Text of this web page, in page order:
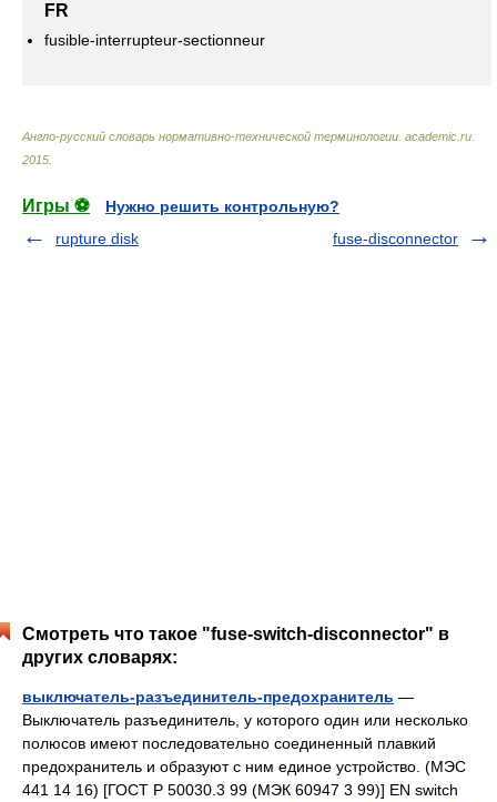
FR
fusible-interrupteur-sectionneur
Англо-русский словарь нормативно-технической терминологии academic.ru
2015
Игры ⚽
Нужно решить контрольную?
rupture disk
fuse-disconnector
Смотреть что такое "fuse-switch-disconnector" в
других словарях:
выключатель-разъединитель-предохранитель —
Выключатель разъединитель, у которого один или несколько
полюсов имеют последовательно соединенный плавкий
предохранитель и образуют с ним единое устройство. (МЭС
441 14 16) [ГОСТ Р 50030.3 99 (МЭК 60947 3 99)] EN switch